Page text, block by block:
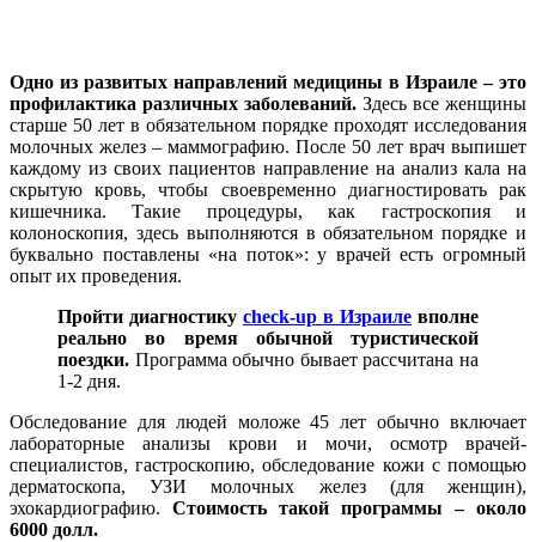
Одно из развитых направлений медицины в Израиле – это
профилактика различных заболеваний. Здесь все женщины
старше 50 лет в обязательном порядке проходят исследования
молочных желез – маммографию. После 50 лет врач выпишет
каждому из своих пациентов направление на анализ кала на
скрытую кровь, чтобы своевременно диагностировать рак
кишечника. Такие процедуры, как гастроскопия и
колоноскопия, здесь выполняются в обязательном порядке и
буквально поставлены «на поток»: у врачей есть огромный
опыт их проведения.
Пройти диагностику check-up в Израиле вполне
реально во время обычной туристической
поездки. Программа обычно бывает рассчитана на
1-2 дня.
Обследование для людей моложе 45 лет обычно включает
лабораторные анализы крови и мочи, осмотр врачей-
специалистов, гастроскопию, обследование кожи с помощью
дерматоскопа, УЗИ молочных желез (для женщин),
эхокардиографию. Стоимость такой программы – около
6000 долл.